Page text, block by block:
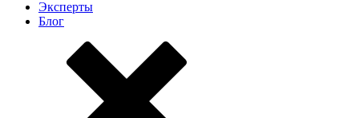
Эксперты
Блог